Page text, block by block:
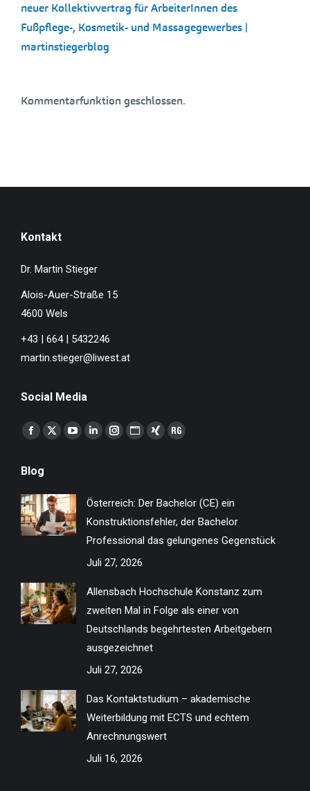
neuer Kollektivvertrag für ArbeiterInnen des
Fußpflege-, Kosmetik- und Massagegewerbes |
martinstiegerblog
Kommentarfunktion geschlossen.
Kontakt
Dr. Martin Stieger
Alois-Auer-Straße 15
4600 Wels
+43 | 664 | 5432246
martin.stieger@liwest.at
Social Media
Finden Sie uns auf:
Facebook
opens
in
new
window
X
in
new
window
YouTube
in
new
window
Linkedin
new
window
Instagram
new
window
Website
new
window
XING
new
window
ResearchGate
new
window
Blog
Österreich: Der Bachelor (CE) ein
Konstruktionsfehler, der Bachelor
Professional das gelungenes Gegenstück
Juli 27, 2026
Allensbach Hochschule Konstanz zum
zweiten Mal in Folge als einer von
Deutschlands begehrtesten Arbeitgebern
ausgezeichnet
Juli 27, 2026
Das Kontaktstudium – akademische
Weiterbildung mit ECTS und echtem
Anrechnungswert
Juli 16, 2026